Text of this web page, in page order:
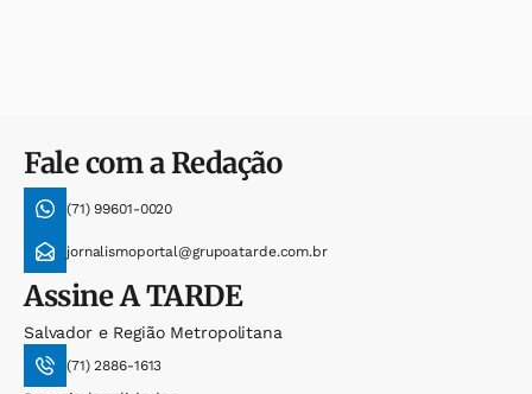
Fale com a Redação
(71) 99601-0020
jornalismoportal@grupoatarde.com.br
AssineA TARDE
Salvador e Região Metropolitana
(71) 2886-1613